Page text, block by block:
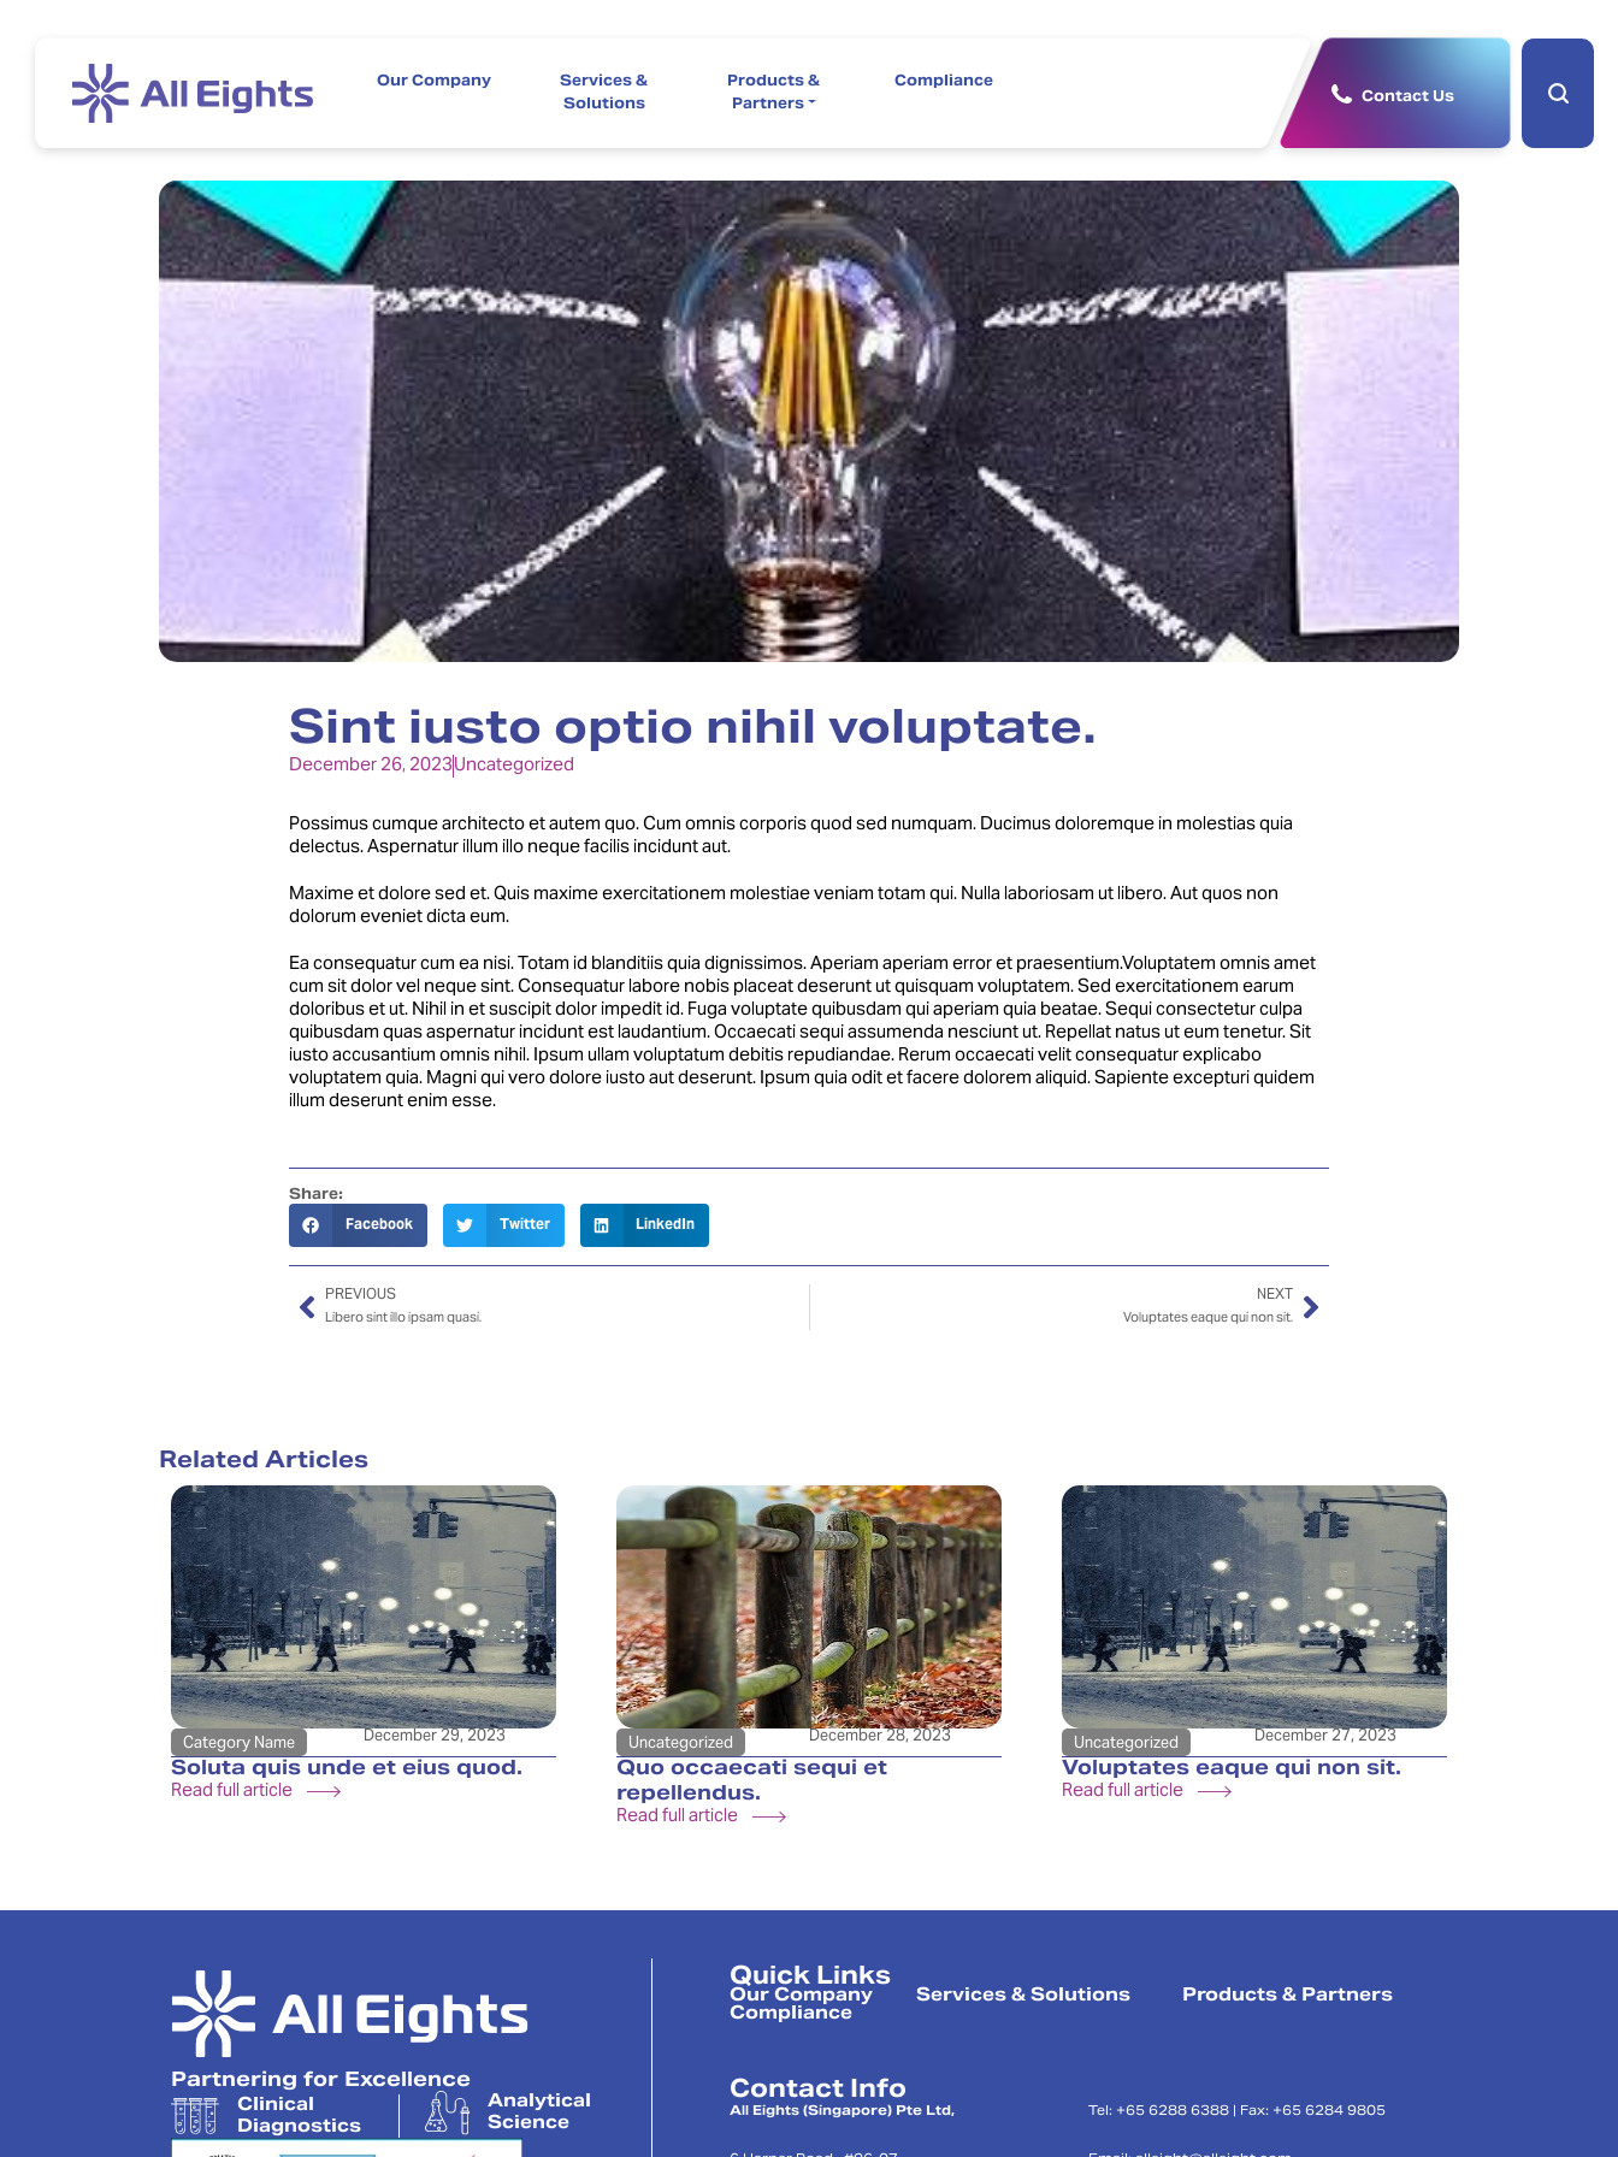
Contact Us
Our Company Services &
Solutions
Products &
Partners
Compliance
Sint iusto optio nihil voluptate.
December 26, 2023Uncategorized
Possimus cumque architecto et autem quo. Cum omnis corporis quod sed numquam. Ducimus doloremque in molestias quia
delectus. Aspernatur illum illo neque facilis incidunt aut.
Maxime et dolore sed et. Quis maxime exercitationem molestiae veniam totam qui. Nulla laboriosam ut libero. Aut quos non
dolorum eveniet dicta eum.
Ea consequatur cum ea nisi. Totam id blanditiis quia dignissimos. Aperiam aperiam error et praesentium.Voluptatem omnis amet
cum sit dolor vel neque sint. Consequatur labore nobis placeat deserunt ut quisquam voluptatem. Sed exercitationem earum
doloribus et ut. Nihil in et suscipit dolor impedit id. Fuga voluptate quibusdam qui aperiam quia beatae. Sequi consectetur culpa
quibusdam quas aspernatur incidunt est laudantium. Occaecati sequi assumenda nesciunt ut. Repellat natus ut eum tenetur. Sit
iusto accusantium omnis nihil. Ipsum ullam voluptatum debitis repudiandae. Rerum occaecati velit consequatur explicabo
voluptatem quia. Magni qui vero dolore iusto aut deserunt. Ipsum quia odit et facere dolorem aliquid. Sapiente excepturi quidem
illum deserunt enim esse.
Share:
Facebook
Twitter LinkedIn
PREVIOUS
Libero sint illo ipsam quasi.
NEXT
Voluptates eaque qui non sit.
Related Articles
Category Name December 29, 2023
Soluta quis unde et eius quod.
Read full article
Uncategorized December 28, 2023
Quo occaecati sequi et
repellendus.
Read full article
Uncategorized December 27, 2023
Voluptates eaque qui non sit.
Read full article
Partnering for Excellence
Clinical
Diagnostics
Analytical
Science
Quick Links
Our Company Services & Solutions Products & Partners
Compliance
Contact Info
All Eights (Singapore) Pte Ltd,
Tel: +65 6288 6388 | Fax: +65 6284 9805